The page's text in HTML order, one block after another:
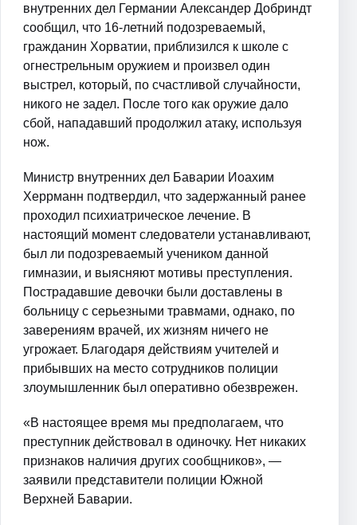
внутренних дел Германии Александер Добриндт
сообщил, что 16-летний подозреваемый,
гражданин Хорватии, приблизился к школе с
огнестрельным оружием и произвел один
выстрел, который, по счастливой случайности,
никого не задел. После того как оружие дало
сбой, нападавший продолжил атаку, используя
нож.
Министр внутренних дел Баварии Иоахим
Херрманн подтвердил, что задержанный ранее
проходил психиатрическое лечение. В
настоящий момент следователи устанавливают,
был ли подозреваемый учеником данной
гимназии, и выясняют мотивы преступления.
Пострадавшие девочки были доставлены в
больницу с серьезными травмами, однако, по
заверениям врачей, их жизням ничего не
угрожает. Благодаря действиям учителей и
прибывших на место сотрудников полиции
злоумышленник был оперативно обезврежен.
«В настоящее время мы предполагаем, что
преступник действовал в одиночку. Нет никаких
признаков наличия других сообщников», —
заявили представители полиции Южной
Верхней Баварии.